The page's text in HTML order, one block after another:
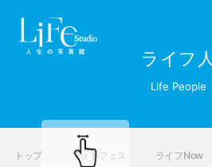
ライフ人
Life People
トップ フォトフェス ライフNow